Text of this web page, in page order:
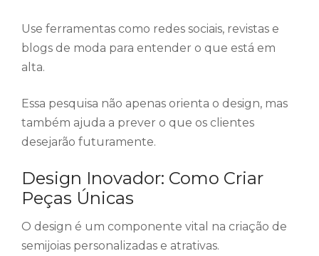
Use ferramentas como redes sociais, revistas e
blogs de moda para entender o que está em
alta.
Essa pesquisa não apenas orienta o design, mas
também ajuda a prever o que os clientes
desejarão futuramente.
Design Inovador: Como Criar
Peças Únicas
O design é um componente vital na criação de
semijoias personalizadas e atrativas.